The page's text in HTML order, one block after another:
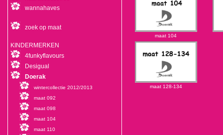
maat 104
maat 128-134
wannahaves
zoek op maat
KINDERMERKEN
4funkyflavours
Desigual
Doerak
wintercollectie 2012/2013
maat 092
maat 098
maat 104
maat 110